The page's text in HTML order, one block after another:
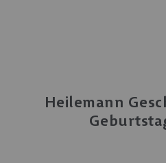
Heilemann